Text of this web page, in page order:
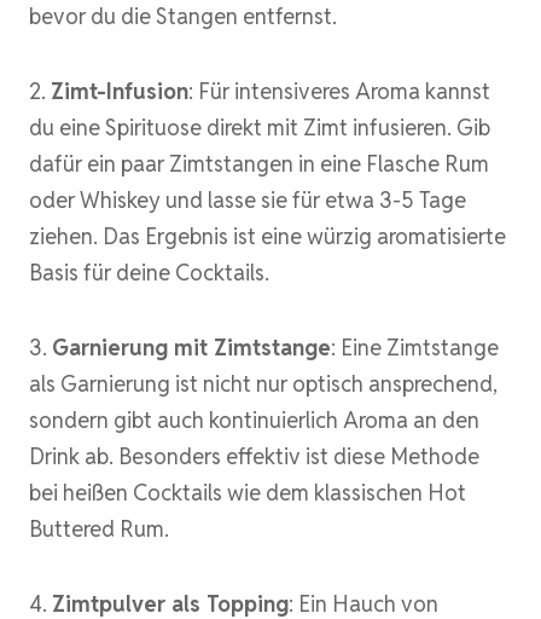
bevor du die Stangen entfernst.
2. Zimt-Infusion: Für intensiveres Aroma kannst
du eine Spirituose direkt mit Zimt infusieren. Gib
dafür ein paar Zimtstangen in eine Flasche Rum
oder Whiskey und lasse sie für etwa 3-5 Tage
ziehen. Das Ergebnis ist eine würzig aromatisierte
Basis für deine Cocktails.
3. Garnierung mit Zimtstange: Eine Zimtstange
als Garnierung ist nicht nur optisch ansprechend,
sondern gibt auch kontinuierlich Aroma an den
Drink ab. Besonders effektiv ist diese Methode
bei heißen Cocktails wie dem klassischen Hot
Buttered Rum.
4. Zimtpulver als Topping: Ein Hauch von